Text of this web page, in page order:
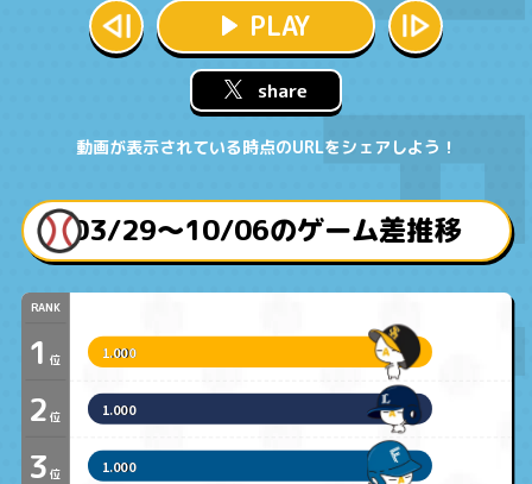
PLAY
share
動画が表示されている時点のURLをシェアしよう！
03/29〜10/06のゲーム差推移
RANK
1 位
2 位
3 位 1.000
1.000
1.000